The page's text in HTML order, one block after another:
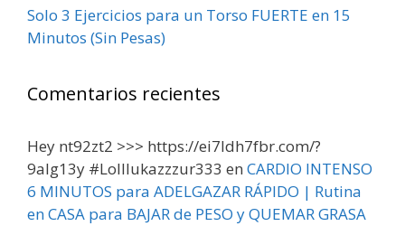
Solo 3 Ejercicios para un Torso FUERTE en 15
Minutos (Sin Pesas)
Comentarios recientes
Hey nt92zt2 >>> https://ei7ldh7fbr.com/?
9alg13y #Lolllukazzzur333 en CARDIO INTENSO
6 MINUTOS para ADELGAZAR RÁPIDO | Rutina
en CASA para BAJAR de PESO y QUEMAR GRASA